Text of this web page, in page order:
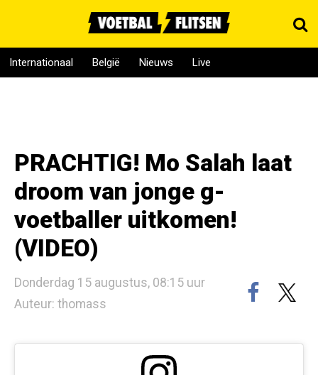
Internationaal België Nieuws Live
PRACHTIG! Mo Salah laat
droom van jonge g-
voetballer uitkomen!
(VIDEO)
Donderdag 15 augustus, 08:15 uur
Auteur: thomass